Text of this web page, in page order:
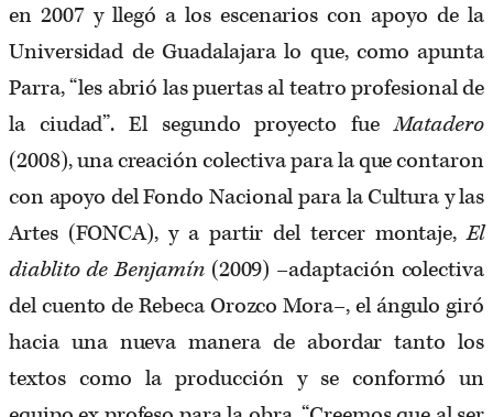
en 2007 y llegó a los escenarios con apoyo de la
Universidad de Guadalajara lo que, como apunta
Parra, “les abrió las puertas al teatro profesional de
la ciudad”. El segundo proyecto fueMatadero
(2008), una creación colectiva para la que contaron
con apoyo del Fondo Nacional para la Cultura y las
Artes (FONCA), y a partir del tercer montaje,El
diablito de Benjamín(2009) –adaptación colectiva
del cuento de Rebeca Orozco Mora–, el ángulo giró
hacia una nueva manera de abordar tanto los
textos como la producción y se conformó un